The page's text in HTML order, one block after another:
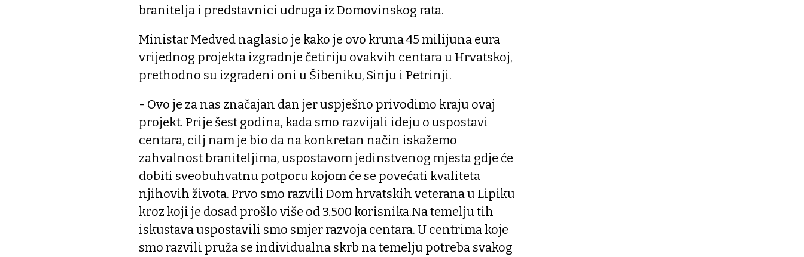
branitelja i predstavnici udruga iz Domovinskog rata.
Ministar Medved naglasio je kako je ovo kruna 45 milijuna eura
vrijednog projekta izgradnje četiriju ovakvih centara u Hrvatskoj,
prethodno su izgrađeni oni u Šibeniku, Sinju i Petrinji.
- Ovo je za nas značajan dan jer uspješno privodimo kraju ovaj
projekt. Prije šest godina, kada smo razvijali ideju o uspostavi
centara, cilj nam je bio da na konkretan način iskažemo
zahvalnost braniteljima, uspostavom jedinstvenog mjesta gdje će
dobiti sveobuhvatnu potporu kojom će se povećati kvaliteta
njihovih života. Prvo smo razvili Dom hrvatskih veterana u Lipiku
kroz koji je dosad prošlo više od 3.500 korisnika.Na temelju tih
iskustava uspostavili smo smjer razvoja centara. U centrima koje
smo razvili pruža se individualna skrb na temelju potreba svakog